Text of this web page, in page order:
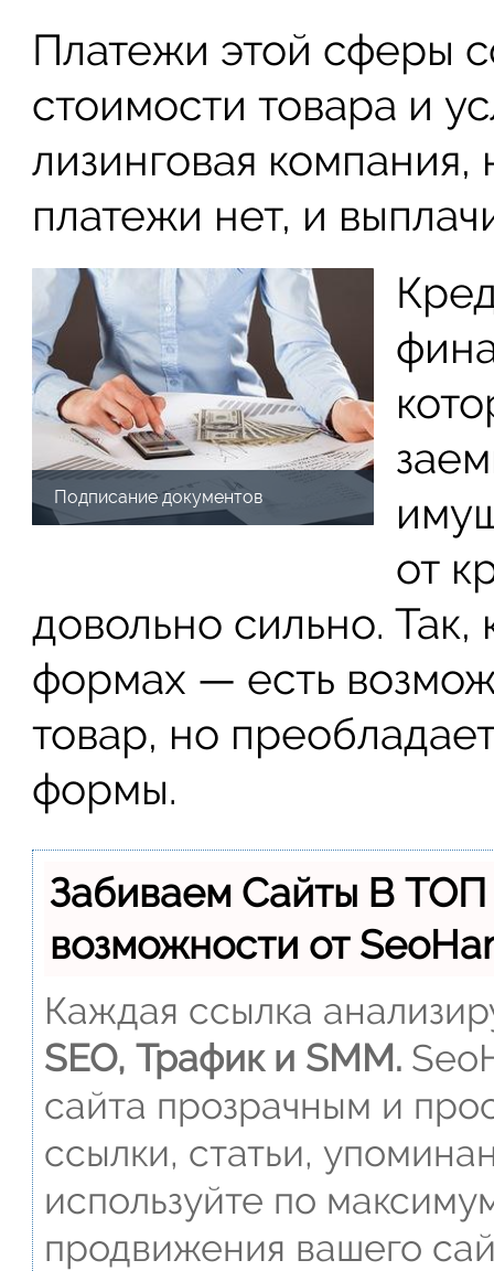
Платежи этой сферы
стоимости товара и
лизинговая
платежи нет, и
Подписание документов
от
довольно сильно. Так,
формах — есть
товар, но
формы.
Забиваем Сайты В
возможности от
Каждая ссылка
SEO, Трафик и SMM.
сайта прозрачным и
ссылки, статьи,
используйте по
продвижения вашего